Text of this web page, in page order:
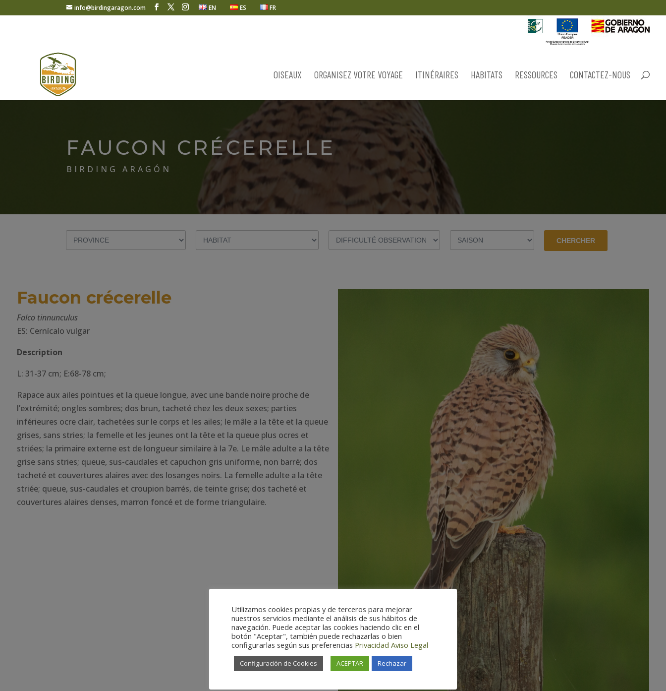
info@birdingaragon.com EN ES FR
OISEAUX ORGANISEZ VOTRE VOYAGE ITINÉRAIRES HABITATS RESSOURCES CONTACTEZ-NOUS
FAUCON CRÉCERELLE
BIRDING ARAGÓN
Faucon crécerelle
Falco tinnunculus
ES: Cernícalo vulgar
Description
L: 31-37 cm; E:68-78 cm;
Rapace aux ailes pointues et la queue longue, avec une bande noire proche de
l’extrémité; ongles sombres; dos brun, tacheté chez les deux sexes; parties
inférieures ocre clair, tachetées sur le corps et les ailes; le mâle a la tête et la queue
grises, sans stries; la femelle et les jeunes ont la tête et la queue plus ocres et
striées; la primaire externe est de longueur similaire à la 7e. Le mâle adulte a la tête
grise sans stries; queue, sus-caudales et capuchon gris uniforme, non barré; dos
tacheté et couvertures alaires avec des losanges noirs. La femelle adulte a la tête
striée; queue, sus-caudales et croupion barrés, de teinte grise; dos tacheté et
couvertures alaires denses, marron foncé et de forme triangulaire.
Utilizamos cookies propias y de terceros para mejorar
nuestros servicios mediante el análisis de sus hábitos de
navegación. Puede aceptar las cookies haciendo clic en el
botón "Aceptar", también puede rechazarlas o bien
configurarlas según sus preferencias Privacidad Aviso Legal
Configuración de Cookies ACEPTAR Rechazar